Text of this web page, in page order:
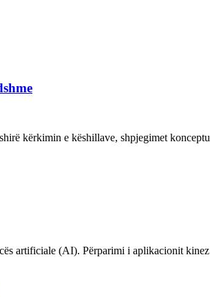
kërkimin e këshillave, shpjegimet
artificiale (AI). Përparimi i aplikacionit